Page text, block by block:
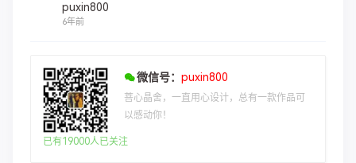
puxin800
6年前
微信号： puxin800
菩心晶舍，一直用心设计，总有一款作品可
以感动你！
已有19000人已关注